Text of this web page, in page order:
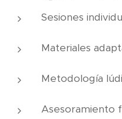
Sesiones
Materiales
Metodología
Asesoramiento